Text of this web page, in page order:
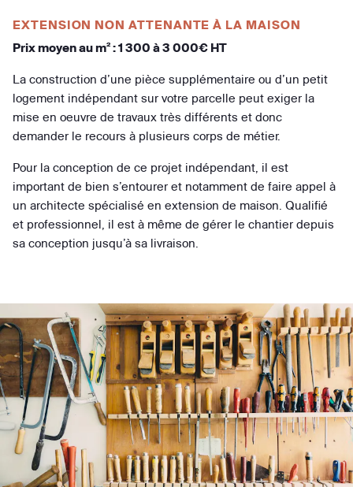
EXTENSION NON ATTENANTE À LA MAISON
Prix moyen au m² : 1 300 à 3 000€ HT
La construction d’une pièce supplémentaire ou d’un petit
logement indépendant sur votre parcelle peut exiger la
mise en oeuvre de travaux très différents et donc
demander le recours à plusieurs corps de métier.
Pour la conception de ce projet indépendant, il est
important de bien s’entourer et notamment de faire appel à
un architecte spécialisé en extension de maison. Qualifié
et professionnel, il est à même de gérer le chantier depuis
sa conception jusqu’à sa livraison.